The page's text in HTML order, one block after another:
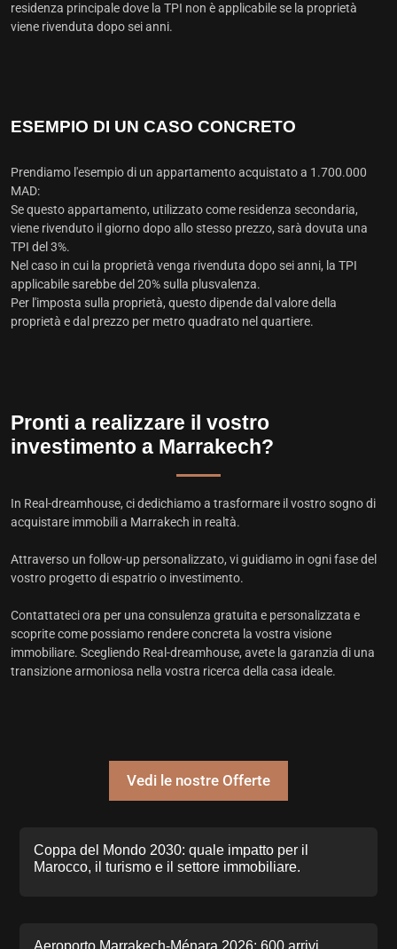
residenza principale dove la TPI non è applicabile se la proprietà
viene rivenduta dopo sei anni.
ESEMPIO DI UN CASO CONCRETO
Prendiamo l'esempio di un appartamento acquistato a 1.700.000
MAD:
Se questo appartamento, utilizzato come residenza secondaria,
viene rivenduto il giorno dopo allo stesso prezzo, sarà dovuta una
TPI del 3%.
Nel caso in cui la proprietà venga rivenduta dopo sei anni, la TPI
applicabile sarebbe del 20% sulla plusvalenza.
Per l'imposta sulla proprietà, questo dipende dal valore della
proprietà e dal prezzo per metro quadrato nel quartiere.
Pronti a realizzare il vostro
investimento a Marrakech?
In Real-dreamhouse, ci dedichiamo a trasformare il vostro sogno di
acquistare immobili a Marrakech in realtà.
Attraverso un follow-up personalizzato, vi guidiamo in ogni fase del
vostro progetto di espatrio o investimento.
Contattateci ora per una consulenza gratuita e personalizzata e
scoprite come possiamo rendere concreta la vostra visione
immobiliare. Scegliendo Real-dreamhouse, avete la garanzia di una
transizione armoniosa nella vostra ricerca della casa ideale.
Vedi le nostre Offerte
Coppa del Mondo 2030: quale impatto per il
Marocco, il turismo e il settore immobiliare.
Aeroporto Marrakech-Ménara 2026: 600 arrivi